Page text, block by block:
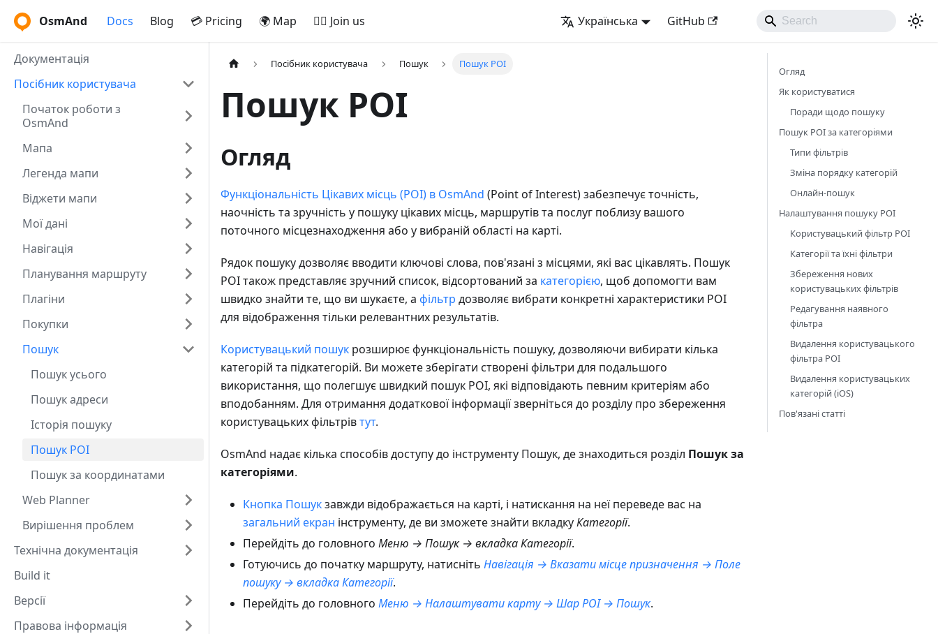
OsmAnd Docs Blog 💳 Pricing 🌍 Map 🚵‍♂️ Join us Українська GitHub
Документація
Посібник користувача
Початок роботи з
OsmAnd
Мапа
Легенда мапи
Віджети мапи
Мої дані
Навігація
Планування маршруту
Плагіни
Покупки
Пошук
Пошук усього
Пошук адреси
Історія пошуку
Пошук POI
Пошук за координатами
Web Planner
Вирішення проблем
Технічна документація
Build it
Версії
Правова інформація
Посібник користувача Пошук Пошук POI
Пошук POI
Огляд
Функціональність Цікавих місць (POI) в OsmAnd (Point of Interest) забезпечує точність,
наочність та зручність у пошуку цікавих місць, маршрутів та послуг поблизу вашого
поточного місцезнаходження або у вибраній області на карті.
Рядок пошуку дозволяє вводити ключові слова, пов'язані з місцями, які вас цікавлять. Пошук
POI також представляє зручний список, відсортований за категорією, щоб допомогти вам
швидко знайти те, що ви шукаєте, а фільтр дозволяє вибрати конкретні характеристики POI
для відображення тільки релевантних результатів.
Користувацький пошук розширює функціональність пошуку, дозволяючи вибирати кілька
категорій та підкатегорій. Ви можете зберігати створені фільтри для подальшого
використання, що полегшує швидкий пошук POI, які відповідають певним критеріям або
вподобанням. Для отримання додаткової інформації зверніться до розділу про збереження
користувацьких фільтрівтут.
OsmAnd надає кілька способів доступу до інструменту Пошук, де знаходиться розділ Пошук за
категоріями.
Кнопка Пошукзавжди відображається на карті, і натискання на неї переведе вас на
загальний екран інструменту, де ви зможете знайти вкладкуКатегорії.
Перейдіть до головного Меню → Пошук → вкладка Категорії.
Готуючись до початку маршруту, натисніть Навігація → Вказати місце призначення → Поле
пошуку → вкладка Категорії.
Перейдіть до головного Меню → Налаштувати карту → Шар POI → Пошук.
Огляд
Як користуватися
Поради щодо пошуку
Пошук POI за категоріями
Типи фільтрів
Зміна порядку категорій
Онлайн-пошук
Налаштування пошуку POI
Користувацький фільтр POI
Категорії та їхні фільтри
Збереження нових
користувацьких фільтрів
Редагування наявного
фільтра
Видалення користувацького
фільтра POI
Видалення користувацьких
категорій (iOS)
Пов'язані статті